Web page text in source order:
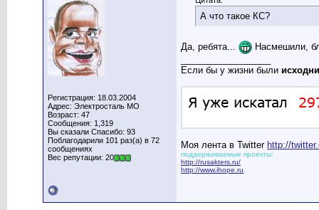
Регистрация: 18.03.2004
Адрес: Электросталь МО
Возраст: 47
Сообщения: 1,319
Вы сказали Спасибо: 93
Поблагодарили 101 раз(а) в 72
сообщениях
Вес репутации: 20
А что такое КС?
Да, ребята...
Насмешили,
Если бы у жизни были
Моя лента в Twitter http://
поддерживаемые проекты:
http://rusakters.ru/
http://www.ihope.ru